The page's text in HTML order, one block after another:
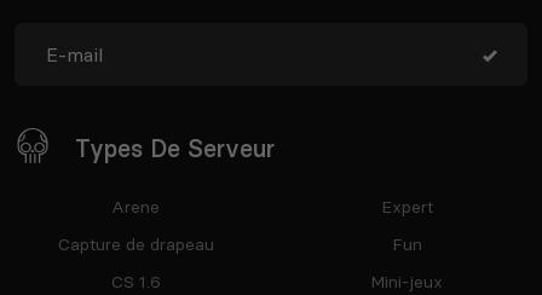
Types De Serveur
Arene
Capture de drapeau
CS 1.6
Expert
Fun
Mini-jeux